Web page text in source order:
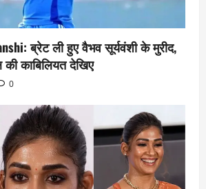
ब्रेट ली हुए वैभव सूर्यवंशी के मुरीद,
काबिलियत देखिए
0